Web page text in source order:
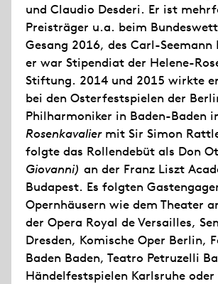
und Claudio Desderi. Er ist
Preisträger u.a. beim
Gesang 2016, des Carl-Seemann
er war Stipendiat der Helene-
Stiftung. 2014 und 2015 wirkte
bei den Osterfestspielen der
Philharmoniker in Baden-Baden
Rosenkavaliermit Sir Simon
folgte das Rollendebüt als Don
Giovanni) an der Franz Liszt
Budapest. Es folgten
Opernhäusern wie dem Theater
der Opera Royal de Versailles,
Dresden, Komische Oper Berlin,
Baden Baden, Teatro Petruzelli
Händelfestspielen Karlsruhe oder